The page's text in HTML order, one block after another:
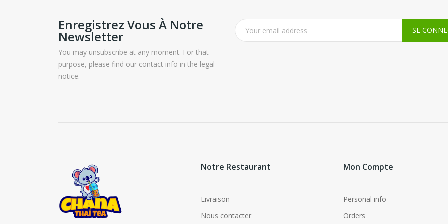
Enregistrez Vous À Notre
Newsletter
You may unsubscribe at any moment. For that
purpose, please find our contact info in the legal
notice.
Notre Restaurant
Livraison
Nous contacter
Mon Compte
Personal info
Orders